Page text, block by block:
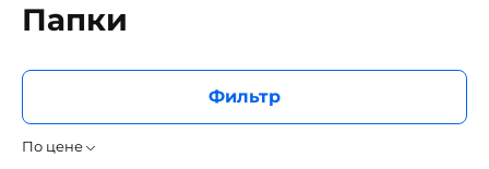
Папки
Фильтр
По цене